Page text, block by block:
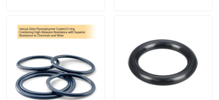
Ana sayfa
Ürünler
VİDEOLAR